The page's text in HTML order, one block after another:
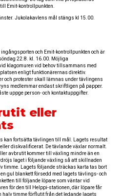
Emit-kontrollpunkten.
Jukolakavlens mål stängs kl 15.00.
och Emit-kontrollpunkten och är
22.8. kl. 16.00. Möjliga
klagomuren vid behov tillsammans med
enligt funktionärernas direktiv.
och protester skall lämnas under tävlingens
medlemmar endast skriftligen på papper.
uppge person- och kontaktuppgifter.
eller
kan fortsätta tävlingen till mål. Lagets resultat
diskvalificerat. De tävlande växlar normalt.
avbrutit kommer till växling mindre än en
laget i följande växling så att skillnaden
timme. Lagets följande sträckas karta tas bort
gul blankett försedd med lagets tävlings- och
till följande löpare som väntar vid
för den till Helppi-stationen, där löpare får
timme förflutit från det ledande lagets